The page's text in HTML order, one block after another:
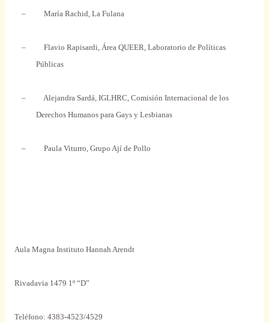
– María Rachid, La Fulana
– Flavio Rapisardi, Área QUEER, Laboratorio de Políticas
Públicas
– Alejandra Sardá, IGLHRC, Comisión Internacional de los
Derechos Humanos para Gays y Lesbianas
– Paula Viturro, Grupo Ají de Pollo
Aula Magna Instituto Hannah Arendt
Rivadavia 1479 1º “D”
Teléfono: 4383-4523/4529